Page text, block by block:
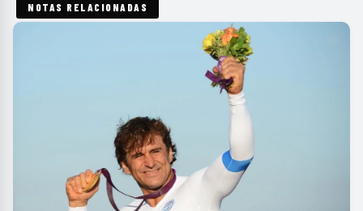
NOTAS RELACIONADAS